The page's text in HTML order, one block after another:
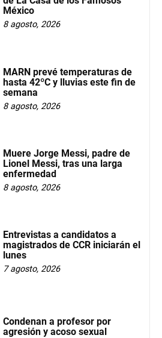
México
8 agosto, 2026
MARN prevé temperaturas de
hasta 42ºC y lluvias este fin de
semana
8 agosto, 2026
Muere Jorge Messi, padre de
Lionel Messi, tras una larga
enfermedad
8 agosto, 2026
Entrevistas a candidatos a
magistrados de CCR iniciarán el
lunes
7 agosto, 2026
Condenan a profesor por
agresión y acoso sexual